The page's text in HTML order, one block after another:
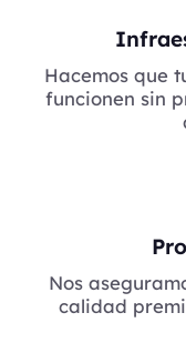
Hacemos que
funcionen sin
Nos
calidad